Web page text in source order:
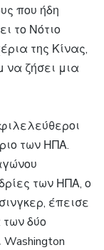
που ήδη
το Νότιο
της Κίνας,
να ζήσει μια
των ΗΠΑ.
των ΗΠΑ, ο
έπεισε
των δύο